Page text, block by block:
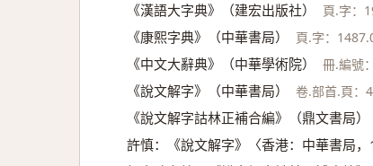
《漢語大字典》（建宏出版社） 頁.字：
《康熙字典》（中華書局） 頁.字：
《中文大辭典》（中華學術院） 冊.編號
《說文解字》（中華書局） 卷.部首.頁：
《說文解字詁林正補合編》（鼎文書局）
許慎：《說文解字》〈香港：中華書局，